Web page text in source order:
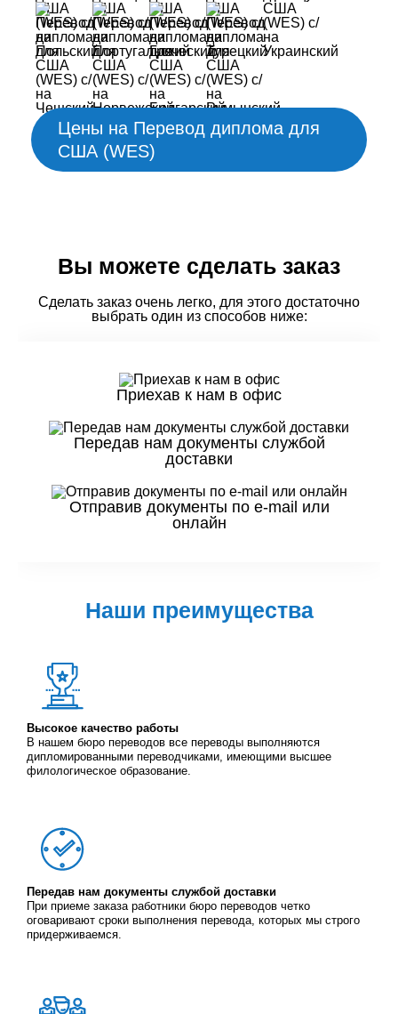
Цены на Перевод диплома для
США (WES)
Вы можете сделать заказ
Сделать заказ очень легко, для этого достаточно
выбрать один из способов ниже:
Приехав к нам в офис
Передав нам документы службой
доставки
Отправив документы по e-mail или
онлайн
Наши преимущества
Высокое качество работы
В нашем бюро переводов все переводы выполняются
дипломированными переводчиками, имеющими высшее
филологическое образование.
Передав нам документы службой доставки
При приеме заказа работники бюро переводов четко
оговаривают сроки выполнения перевода, которых мы строго
придерживаемся.